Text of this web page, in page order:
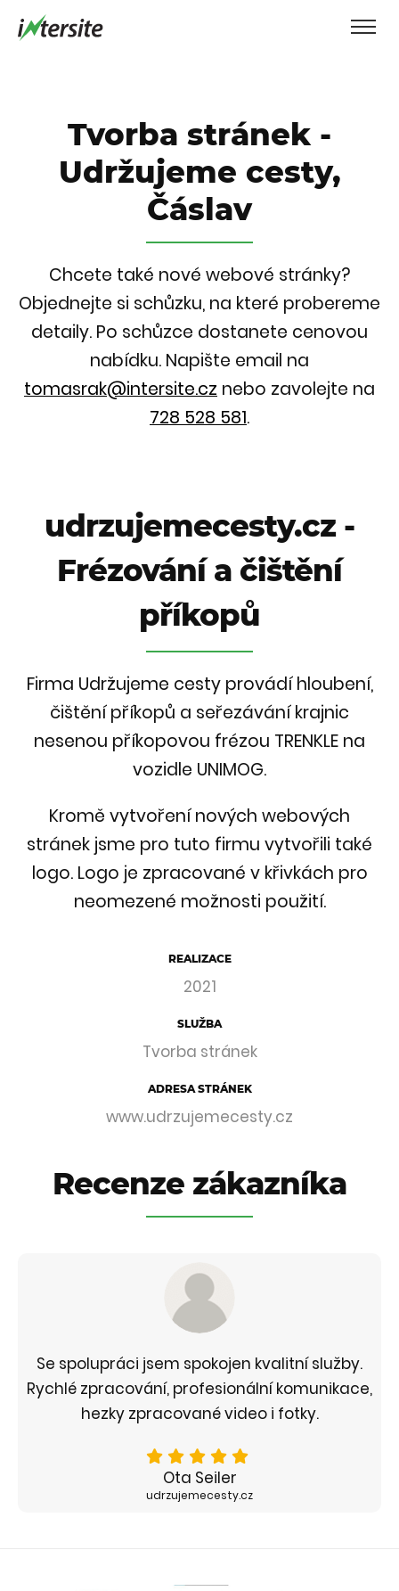
Tvorba stránek -
Udržujeme cesty,
Čáslav
Chcete také nové webové stránky?
Objednejte si schůzku, na které probereme
detaily. Po schůzce dostanete cenovou
nabídku. Napište email na
tomasrak@intersite.cz nebo zavolejte na
728 528 581.
udrzujemecesty.cz -
Frézování a čištění
příkopů
Firma Udržujeme cesty provádí hloubení,
čištění příkopů a seřezávání krajnic
nesenou příkopovou frézou TRENKLE na
vozidle UNIMOG.
Kromě vytvoření nových webových
stránek jsme pro tuto firmu vytvořili také
logo. Logo je zpracované v křivkách pro
neomezené možnosti použití.
REALIZACE
2021
SLUŽBA
Tvorba stránek
ADRESA STRÁNEK
www.udrzujemecesty.cz
Recenze zákazníka
Se spolupráci jsem spokojen kvalitní služby.
Rychlé zpracování, profesionální komunikace,
hezky zpracované video i fotky.
Ota Seiler
udrzujemecesty.cz